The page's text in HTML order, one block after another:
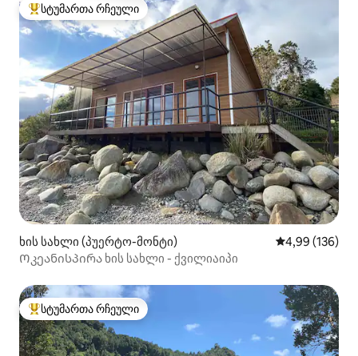
სტუმართა რჩეული მოწინავე ვარიანტი
სტუმართა რჩეული
ხის სახლი (პუერტო-მონტი) საშუალო
4,99 (136)
Ოკეანისპირა ხის სახლი - ქვილიაიპი
სტუმართა რჩეული მოწინავე ვარიანტი
სტუმართა რჩეული